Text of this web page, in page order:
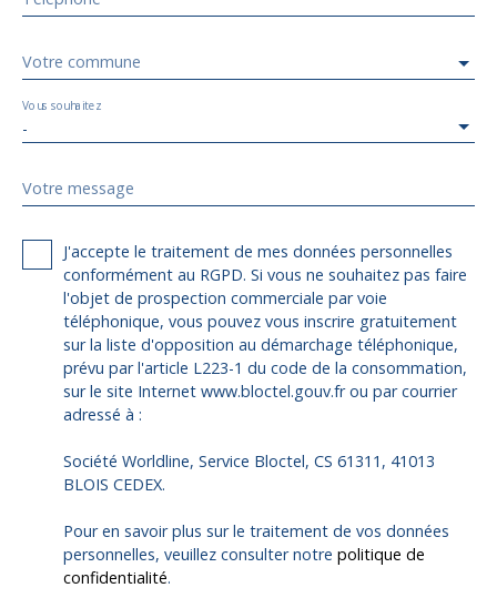
Votre commune
-
Vous souhaitez
Votre message
J'accepte le traitement de mes données personnelles
conformément au RGPD. Si vous ne souhaitez pas faire
l'objet de prospection commerciale par voie
téléphonique, vous pouvez vous inscrire gratuitement
sur la liste d'opposition au démarchage téléphonique,
prévu par l'article L223-1 du code de la consommation,
sur le site Internet www.bloctel.gouv.fr ou par courrier
adressé à :
Société Worldline, Service Bloctel, CS 61311, 41013
BLOIS CEDEX.
Pour en savoir plus sur le traitement de vos données
personnelles, veuillez consulter notre politique de
confidentialité.